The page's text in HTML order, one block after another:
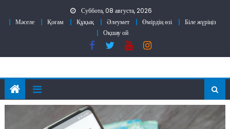
Суббота, 08 августа, 2026
Мәселе
Қоғам Құқық Әлеумет Өмірдің өзі
Біле жүріңіз
Оқшау ой